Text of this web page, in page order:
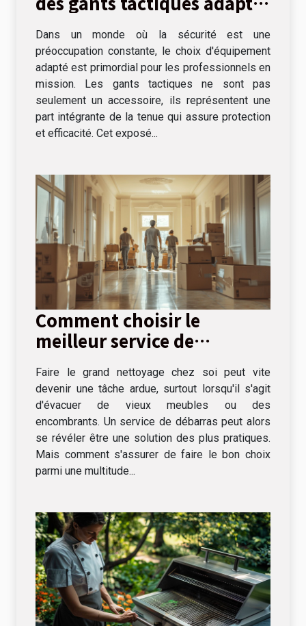
professionnelles
Dans un monde où la sécurité est une
préoccupation constante, le choix d'équipement
adapté est primordial pour les professionnels en
mission. Les gants tactiques ne sont pas
seulement un accessoire, ils représentent une
part intégrante de la tenue qui assure protection
et efficacité. Cet exposé...
Comment choisir le
meilleur service de
domicile
Faire le grand nettoyage chez soi peut vite
devenir une tâche ardue, surtout lorsqu'il s'agit
d'évacuer de vieux meubles ou des
encombrants. Un service de débarras peut alors
se révéler être une solution des plus pratiques.
Mais comment s'assurer de faire le bon choix
parmi une multitude...